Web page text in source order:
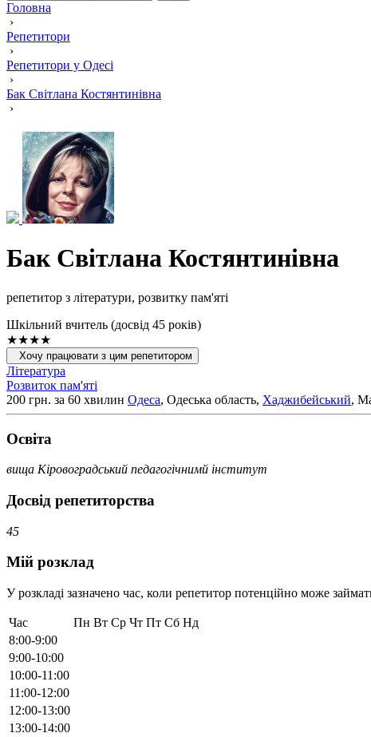
Головна
›
Репетитори
›
Репетитори у Одесі
›
Бак Світлана Костянтинівна
›
Бак Світлана Костянтинівна
репетитор з літератури, розвитку пам'яті
Шкільний вчитель (досвід 45 років)
★★★★
Хочу працювати з цим репетитором
Література
Розвиток пам'яті
200 грн. за 60 хвилин Одеса, Одеська область, Хаджибейський,
Освiта
вища Кіровоградський педагогічнимй інститут
Досвід репетиторства
45
Мій розклад
У розкладі зазначено час, коли репетитор потенційно може
Час Пн Вт Ср Чт Пт Сб Нд
8:00-9:00
9:00-10:00
10:00-11:00
11:00-12:00
12:00-13:00
13:00-14:00